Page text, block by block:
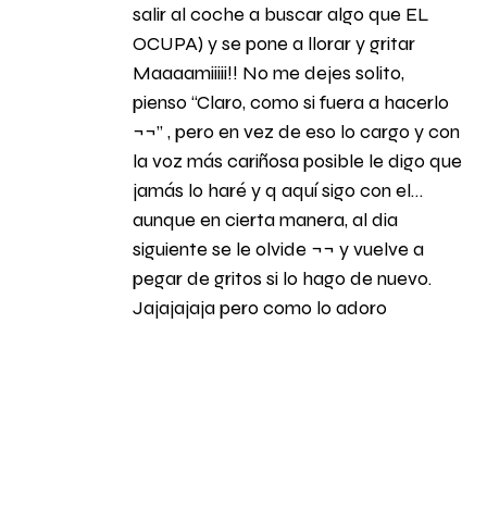
salir al coche a buscar algo que EL
OCUPA) y se pone a llorar y gritar
Maaaamiiiii!! No me dejes solito,
pienso “Claro, como si fuera a hacerlo
¬¬” , pero en vez de eso lo cargo y con
la voz más cariñosa posible le digo que
jamás lo haré y q aquí sigo con el…
aunque en cierta manera, al dia
siguiente se le olvide ¬¬ y vuelve a
pegar de gritos si lo hago de nuevo.
Jajajajaja pero como lo adoro